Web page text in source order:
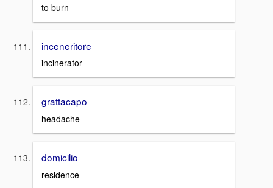
to burn
inceneritore
incinerator
grattacapo
headache
domicilio
residence